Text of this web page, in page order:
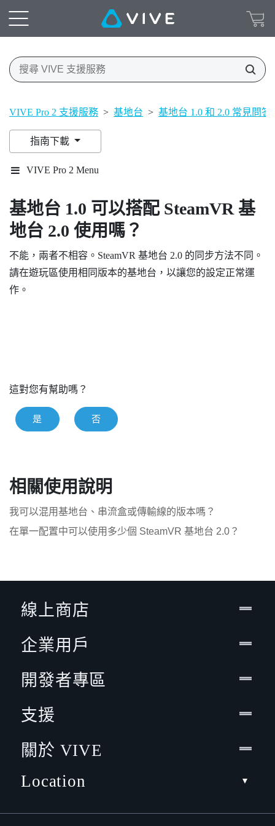
VIVE Pro 2 支援服務 > 基地台 > 基地台 1.0 和 2.0 常見問答
指南下載
VIVE Pro 2 Menu
基地台 1.0 可以搭配 SteamVR 基
地台 2.0 使用嗎？
不能，兩者不相容。 SteamVR 基地台 2.0 的同步方法不同。
請在遊玩區使用相同版本的基地台，以讓您的設定正常運
作。
這對您有幫助嗎？
是 否
相關使用說明
我可以混用基地台、串流盒或傳輸線的版本嗎？
在單一配置中可以使用多少個 SteamVR 基地台 2.0？
線上商店
企業用戶
開發者專區
支援
關於 VIVE
Location